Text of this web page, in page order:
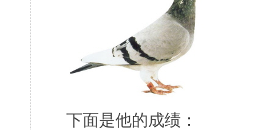
下面是他的成绩：